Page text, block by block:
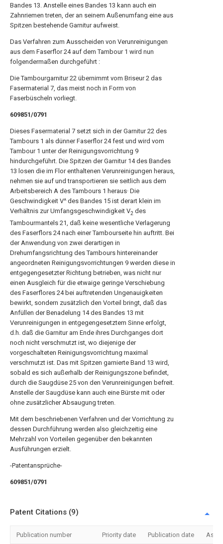
Bandes 13. Anstelle eines Bandes 13 kann auch ein
Zahnriemen treten, der an seinem Außenumfang eine aus
Spitzen bestehende Garnitur aufweist.
Das Verfahren zum Ausscheiden von Verunreinigungen
aus dem Faserflor 24 auf dem Tambour 1 wird nun
folgendermaßen durchgeführt :
Die Tambourgarnitur 22 übernimmt vom Briseur 2 das
Fasermaterial 7, das meist noch in Form von
Faserbüscheln vorliegt.
609851/0791
Dieses Fasermaterial 7 setzt sich in der Garnitur 22 des
Tambours 1 als dünner Faserflor 24 fest und wird vom
Tambour 1 unter der Reinigungsvorrichtung 9
hindurchgeführt. Die Spitzen der Garnitur 14 des Bandes
13 losen die im Flor enthaltenen Verunreinigungen heraus,
nehmen sie auf und transportieren sie seitlich aus dem
Arbeitsbereich A des Tambours 1 heraus· Die
Geschwindigkeit V^ des Bandes 15 ist derart klein im
Verhältnis zur Umfangsgeschwindigkeit V2 des
Tambourmantels 21, daß keine wesentliche Verlagerung
des Faserflors 24 nach einer Tambourseite hin auftritt. Bei
der Anwendung von zwei derartigen in
Drehumfangsrichtung des Tambours hintereinander
angeordneten Reinigungsvorrichtungen 9 werden diese in
entgegengesetzter Richtung betrieben, was nicht nur
einen Ausgleich für die etwaige geringe Verschiebung
des Faserflores 24 bei auftretenden Ungenauigkeiten
bewirkt, sondern zusätzlich den Vorteil bringt, daß das
Anfüllen der Benadelung 14 des Bandes 13 mit
Verunreinigungen in entgegengesetztem Sinne erfolgt,
d.h. daß die Garnitur am Ende ihres Durchganges dort
noch nicht verschmutzt ist, wo diejenige der
vorgeschalteten Reinigungsvorrichtung maximal
verschmutzt ist. Das mit Spitzen garnierte Band 13 wird,
sobald es sich außerhalb der Reinigungszone befindet,
durch die Saugdüse 25 von den Verunreinigungen befreit.
Anstelle der Saugdüse kann auch eine Bürste mit oder
ohne zusätzlicher Absaugung treten.
Mit dem beschriebenen Verfahren und der Vorrichtung zu
dessen Durchführung werden also gleichzeitig eine
Mehrzahl von Vorteilen gegenüber den bekannten
Ausführungen erzielt.
-Patentansprüche-
609851/0791
Patent Citations (9)
Publication number Priority date Publication date